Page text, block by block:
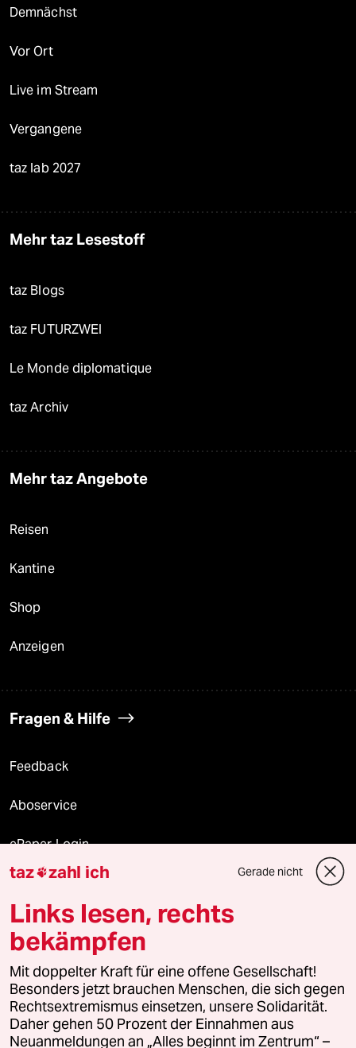
Demnächst
Vor Ort
Live im Stream
Vergangene
taz lab 2027
Mehr taz Lesestoff
taz Blogs
taz FUTURZWEI
Le Monde diplomatique
taz Archiv
Mehr taz Angebote
Reisen
Kantine
Shop
Anzeigen
Fragen & Hilfe
Feedback
Aboservice
ePaper Login
Downloads für Abonnierende
© 2026 taz Verlags und Vertriebs GmbH
Alle Rechte vorbehalten. Bei rechtlichen Fragen oder für Genehmigungen
wenden Sie sich bitte an lizenzen@taz.de
Feedback Redaktionsstatut Kommune-Richtlinien
taz zahl ich Gerade nicht
Links lesen, rechts
bekämpfen
Mit doppelter Kraft für eine offene Gesellschaft!
Besonders jetzt brauchen Menschen, die sich gegen
Rechtsextremismus einsetzen, unsere Solidarität.
Daher gehen 50 Prozent der Einnahmen aus
Neuanmeldungen an „Alles beginnt im Zentrum“ –